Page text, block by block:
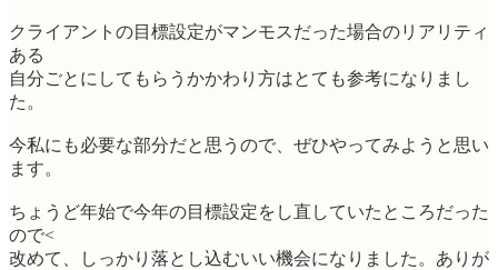
クライアントの目標設定がマンモスだった場合のリアリティ
ある
自分ごとにしてもらうかかわり方はとても参考になりまし
た。
今私にも必要な部分だと思うので、ぜひやってみようと思い
ます。
ちょうど年始で今年の目標設定をし直していたところだった
ので<
改めて、しっかり落とし込むいい機会になりました。ありが